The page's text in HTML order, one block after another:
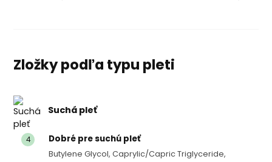
Zložky podľa typu pleti
Suchá pleť
4 Dobré pre suchú pleť
Butylene Glycol, Caprylic/​capric Triglyceride,